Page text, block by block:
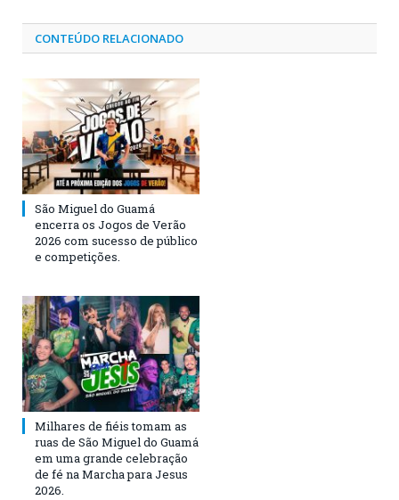
CONTEÚDO RELACIONADO
São Miguel do Guamá
encerra os Jogos de Verão
2026 com sucesso de público
e competições.
Milhares de fiéis tomam as
ruas de São Miguel do Guamá
em uma grande celebração
de fé na Marcha para Jesus
2026.